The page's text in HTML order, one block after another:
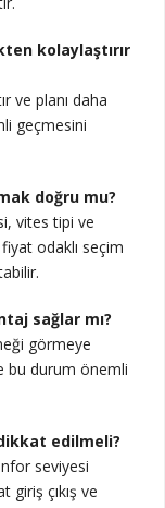
kolaylaştırır
ve planı daha
geçmesini
doğru mu?
vites tipi ve
odaklı seçim
sağlar mı?
görmeye
bu durum önemli
edilmeli?
seviyesi
giriş çıkış ve